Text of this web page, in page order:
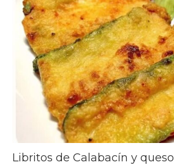
Libritos de Calabacín y queso